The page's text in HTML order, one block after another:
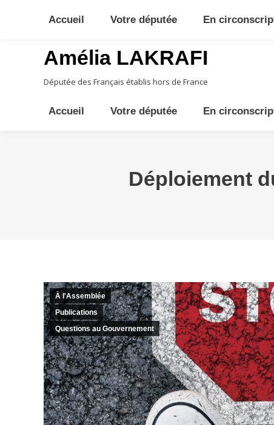
Amélia LAKRAFI
Députée des Français établis hors de France
Accueil Votre députée En
Déploiement
À l'Assemblée
Publications
Questions au Gouvernement
Accueil Votre députée En